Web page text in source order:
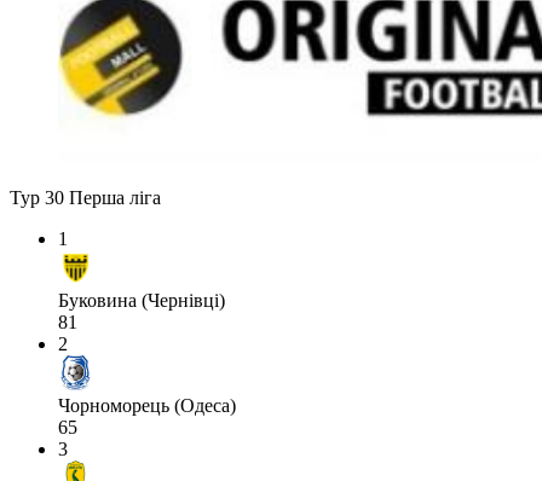
Тур 30 Перша ліга
1
Буковина (Чернівці)
81
2
Чорноморець (Одеса)
65
3